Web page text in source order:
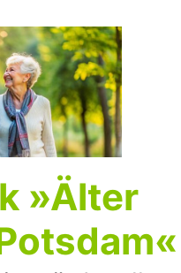
»Älter